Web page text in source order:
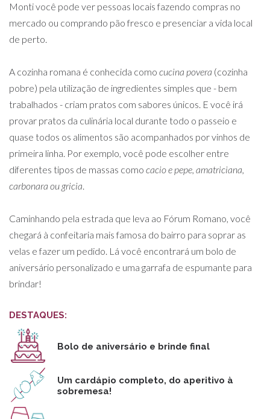
Monti você pode ver pessoas locais fazendo compras no
mercado ou comprando pão fresco e presenciar a vida local
de perto.
A cozinha romana é conhecida como cucina povera (cozinha
pobre) pela utilização de ingredientes simples que - bem
trabalhados - criam pratos com sabores únicos. E você irá
provar pratos da culinária local durante todo o passeio e
quase todos os alimentos são acompanhados por vinhos de
primeira linha. Por exemplo, você pode escolher entre
diferentes tipos de massas como cacio e pepe, amatriciana,
carbonara ou gricia.
Caminhando pela estrada que leva ao Fórum Romano, você
chegará à confeitaria mais famosa do bairro para soprar as
velas e fazer um pedido. Lá você encontrará um bolo de
aniversário personalizado e uma garrafa de espumante para
brindar!
DESTAQUES:
Bolo de aniversário e brinde final
Um cardápio completo, do aperitivo à
sobremesa!